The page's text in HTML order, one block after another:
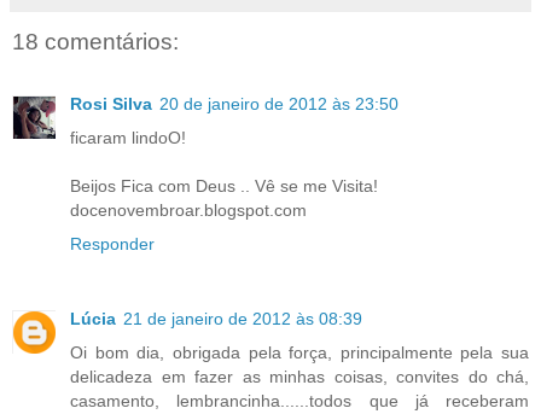
18 comentários:
Rosi Silva 20 de janeiro de 2012 às 23:50
ficaram lindoO!
Beijos Fica com Deus .. Vê se me Visita!
docenovembroar.blogspot.com
Responder
Lúcia 21 de janeiro de 2012 às 08:39
Oi bom dia, obrigada pela força, principalmente pela sua
delicadeza em fazer as minhas coisas, convites do chá,
casamento, lembrancinha......todos que já receberam